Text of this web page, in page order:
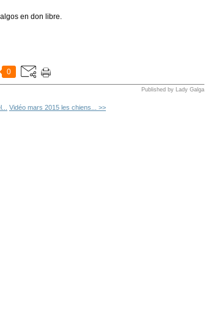
en don libre.
0
Published by Lady Galga
Vidéo mars 2015 les chiens... >>